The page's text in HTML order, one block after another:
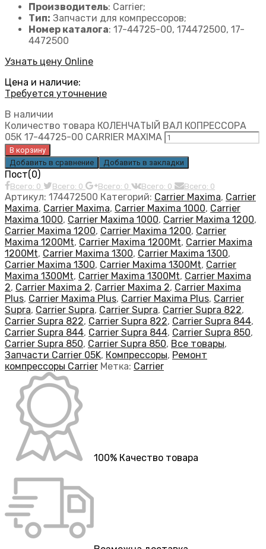
Производитель: Carrier;
Тип: Запчасти для компрессоров;
Номер каталога: 17-44725-00, 174472500, 17-
4472500
Узнать цену Online
Цена и наличие:
Требуется уточнение
В наличии
Количество товара КОЛЕНЧАТЫЙ ВАЛ КОПРЕССОРА
05К 17-44725-00 CARRIER MAXIMA
В корзину
Добавить в сравнение
Добавить в закладки
Пост(0)
Всего: 0 Всего: 0 Всего: 0 Всего: 0 Всего: 0
Артикул: 174472500 Категорий: Carrier Maxima, Carrier
Maxima, Carrier Maxima, Carrier Maxima 1000, Carrier
Maxima 1000, Carrier Maxima 1000, Carrier Maxima 1200,
Carrier Maxima 1200, Carrier Maxima 1200, Carrier
Maxima 1200Mt, Carrier Maxima 1200Mt, Carrier Maxima
1200Mt, Carrier Maxima 1300, Carrier Maxima 1300,
Carrier Maxima 1300, Carrier Maxima 1300Mt, Carrier
Maxima 1300Mt, Carrier Maxima 1300Mt, Carrier Maxima
2, Carrier Maxima 2, Carrier Maxima 2, Carrier Maxima
Plus, Carrier Maxima Plus, Carrier Maxima Plus, Carrier
Supra, Carrier Supra, Carrier Supra, Carrier Supra 822,
Carrier Supra 822, Carrier Supra 822, Carrier Supra 844,
Carrier Supra 844, Carrier Supra 844, Carrier Supra 850,
Carrier Supra 850, Carrier Supra 850, Все товары,
Запчасти Carrier 05K, Компрессоры, Ремонт
компрессоры Carrier Метка: Carrier
100% Качество товара